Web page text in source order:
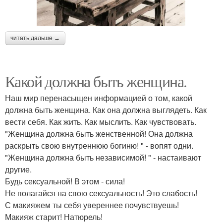
читать дальше →
Какой должна быть женщина.
Наш мир перенасыщен информацией о том, какой
должна быть женщина. Как она должна выглядеть. Как
вести себя. Как жить. Как мыслить. Как чувствовать.
"Женщина должна быть женственной! Она должна
раскрыть свою внутреннюю богиню! " - вопят одни.
"Женщина должна быть независимой! " - настаивают
другие.
Будь сексуальной! В этом - сила!
Не полагайся на свою сексуальность! Это слабость!
С макияжем ты себя увереннее почувствуешь!
Макияж старит! Натюрель!